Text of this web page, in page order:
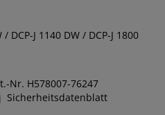
DCP-J 1140 DW / DCP-J 1800
Nr. H578007-76247
Sicherheitsdatenblatt